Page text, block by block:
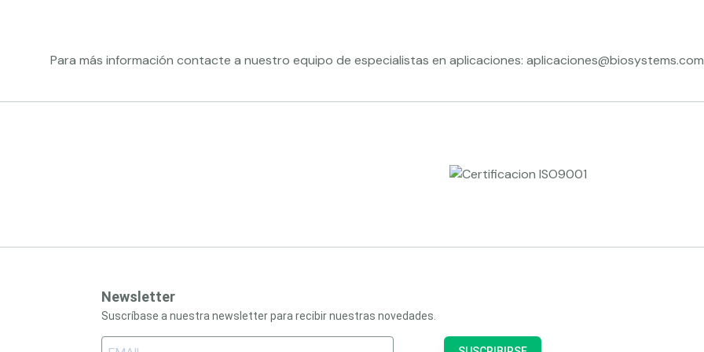
Para más información contacte a nuestro equipo de especialistas en aplicaciones:
Newsletter
Suscríbase a nuestra newsletter para recibir nuestras novedades.